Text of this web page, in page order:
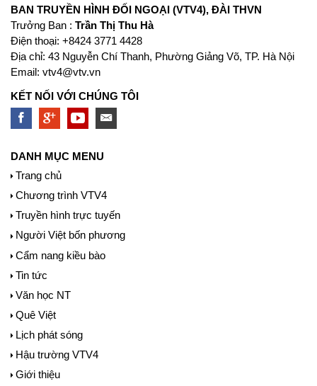
BAN TRUYỀN HÌNH ĐỐI NGOẠI (VTV4), ĐÀI THVN
Trưởng Ban : Trần Thị Thu Hà
Ðiện thoại: +8424 3771 4428
Địa chỉ: 43 Nguyễn Chí Thanh, Phường Giảng Võ, TP. Hà Nội
Email: vtv4@vtv.vn
KẾT NỐI VỚI CHÚNG TÔI
DANH MỤC MENU
Trang chủ
Chương trình VTV4
Truyền hình trực tuyến
Người Việt bốn phương
Cẩm nang kiều bào
Tin tức
Văn học NT
Quê Việt
Lịch phát sóng
Hậu trường VTV4
Giới thiệu